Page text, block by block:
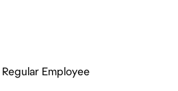
Regular Employee